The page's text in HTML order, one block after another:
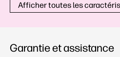
Garantie et assistance